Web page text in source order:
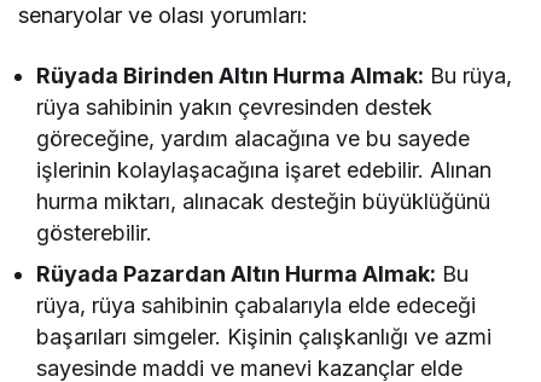
senaryolar ve olası yorumları:
Rüyada Birinden Altın Hurma Almak: Bu rüya,
rüya sahibinin yakın çevresinden destek
göreceğine, yardım alacağına ve bu sayede
işlerinin kolaylaşacağına işaret edebilir. Alınan
hurma miktarı, alınacak desteğin büyüklüğünü
gösterebilir.
Rüyada Pazardan Altın Hurma Almak: Bu
rüya, rüya sahibinin çabalarıyla elde edeceği
başarıları simgeler. Kişinin çalışkanlığı ve azmi
sayesinde maddi ve manevi kazançlar elde